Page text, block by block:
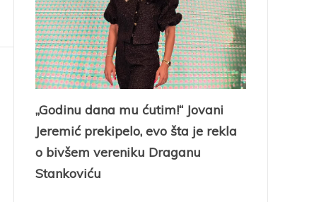
„Godinu dana mu ćutim!“ Jovani
Jeremić prekipelo, evo šta je rekla
o bivšem vereniku Draganu
Stankoviću